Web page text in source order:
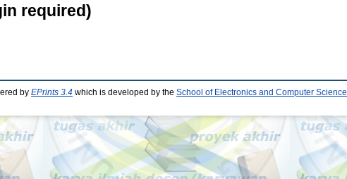
required)
by EPrints 3.4 which is developed by the School of Electronics and Computer Science